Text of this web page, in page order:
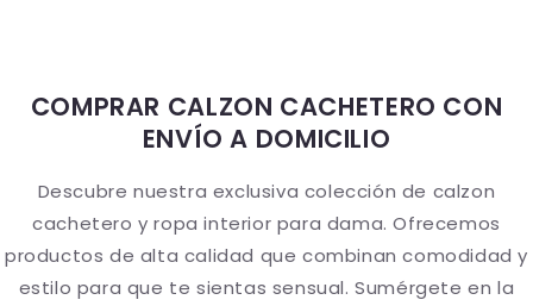
puente 100% de algodónasegura higiene
y frescura todo el día. Telas transpirables
lavada.
Variedad de Diseños y Tallas
para Todas
COMPRAR CALZON CACHETERO CON
ENVÍO A DOMICILIO
Descubre nuestra exclusiva colección de calzon
cachetero y ropa interior para dama. Ofrecemos
productos de alta calidad que combinan comodidad y
estilo para que te sientas sensual. Sumérgete en la